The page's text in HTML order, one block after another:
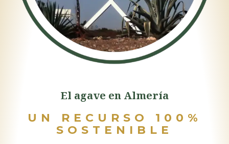
El agave en Almería
UN RECURSO 100%
SOSTENIBLE